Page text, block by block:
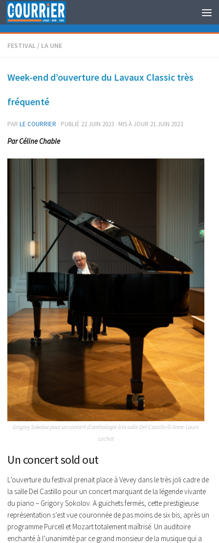
Au dessous du contenu
FESTIVAL / LA UNE
Week-end d’ouverture du Lavaux Classic très
fréquenté
PAR LE COURRIER · PUBLIÉ 22 JUIN 2023 · MIS À JOUR 21 JUIN 2023
Par Céline Chable
Grigory Sokolov pour un concert d’anthologie à la salle Del Castillo © Anne-Laure
Lechat
Un concert sold out
L’ouverture du festival prenait place à Vevey dans le très joli cadre de
la salle Del Castillo pour un concert marquant de la légende vivante
du piano – Grigory Sokolov. A guichets fermés, cette prestigieuse
représentation s’est vue couronnée de pas moins de six bis, après un
programme Purcell et Mozart totalement maîtrisé. Un auditoire
enchanté à l’unanimité par ce grand monsieur de la musique qui a